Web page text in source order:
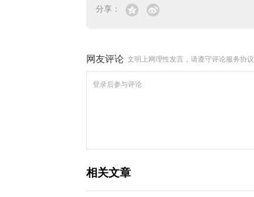
分享：
网友评论 文明上网理性发言，请遵守评论服务协议
相关文章